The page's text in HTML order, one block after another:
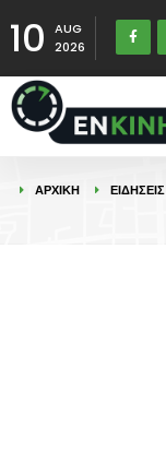
10
AUG
2026
ΑΡΧΙΚΉ ΕΙΔΉΣΕΙΣ